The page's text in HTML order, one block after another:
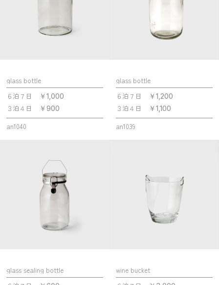
glass bottle
６泊７日
￥1,000
３泊４日 ￥900
an1040
glass bottle
６泊７日
￥1,200
３泊４日 ￥1,100
an1039
glass sealing bottle
wine bucket